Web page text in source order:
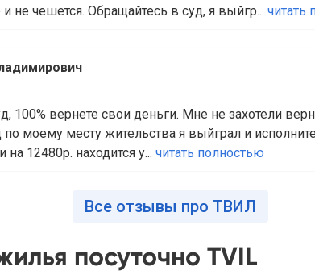
не чешется. Обращайтесь в суд, я выйгр... читать
100% вернете свои деньги. Мне не захотели
моему месту жительства я выйграл и
12480р. находится у... читать полностью
Все отзывы про ТВИЛ
посуточно TVIL